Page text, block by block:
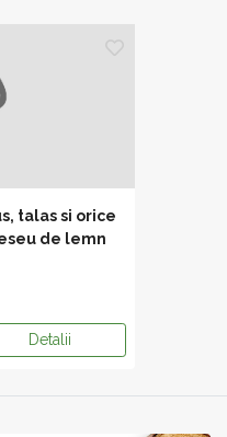
talas si orice
de lemn
Detalii